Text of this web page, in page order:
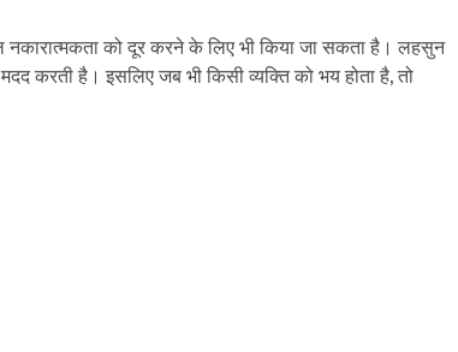
नकारात्मकता को दूर करने के लिए भी किया जा सकता है। लहसुन
करती है। इसलिए जब भी किसी व्यक्ति को भय होता है, तो